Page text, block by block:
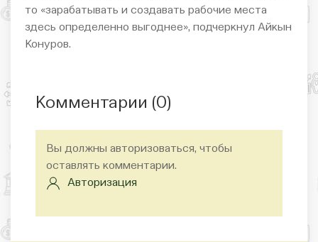
то «зарабатывать и создавать рабочие места
здесь определенно выгоднее», подчеркнул Айкын
Конуров.
Комментарии (0)
Вы должны авторизоваться, чтобы
оставлять комментарии.
Авторизация